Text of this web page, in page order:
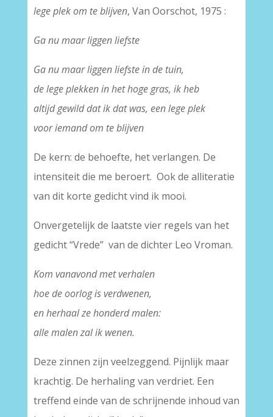
lege plek om te blijven, Van Oorschot, 1975 :
Ga nu maar liggen liefste
Ga nu maar liggen liefste in de tuin,
de lege plekken in het hoge gras, ik heb
altijd gewild dat ik dat was, een lege plek
voor iemand om te blijven
De kern: de behoefte, het verlangen. De
intensiteit die me beroert. Ook de alliteratie
van dit korte gedicht vind ik mooi.
Onvergetelijk de laatste vier regels van het
gedicht “Vrede” van de dichter Leo Vroman.
Kom vanavond met verhalen
hoe de oorlog is verdwenen,
en herhaal ze honderd malen:
alle malen zal ik wenen.
Deze zinnen zijn veelzeggend. Pijnlijk maar
krachtig. De herhaling van verdriet. Een
treffend einde van de schrijnende inhoud van